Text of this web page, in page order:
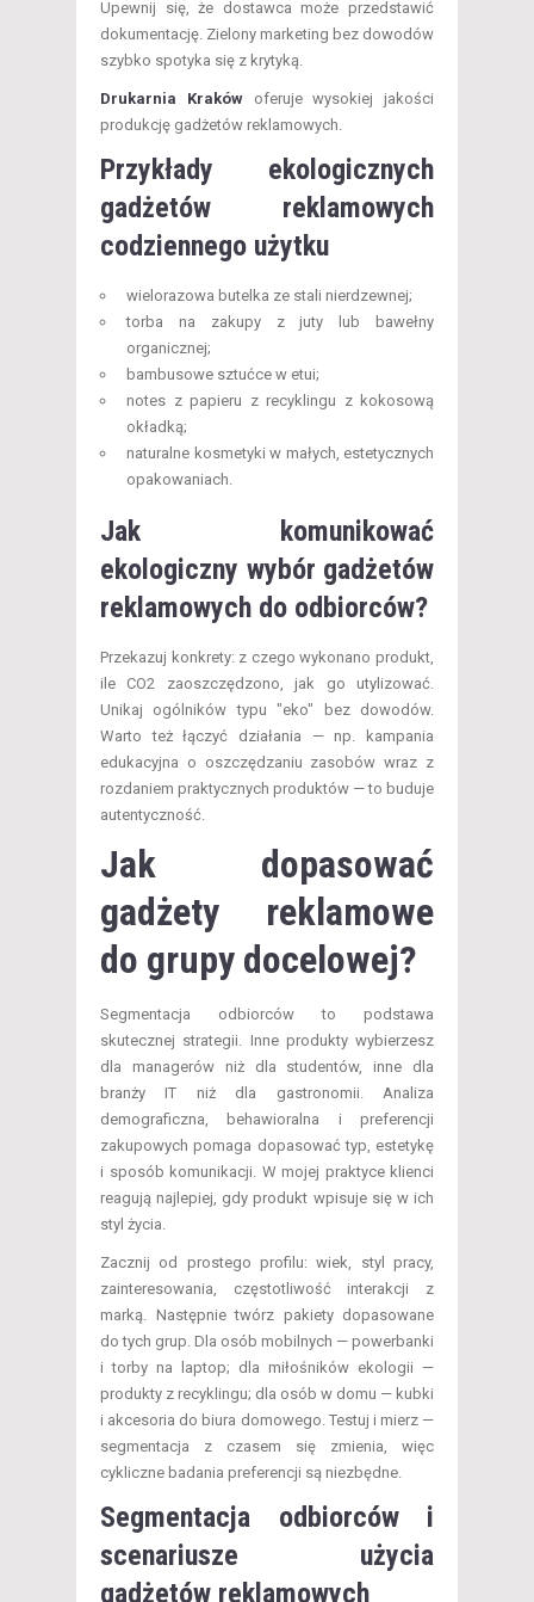
Upewnij się, że dostawca może przedstawić
dokumentację. Zielony marketing bez dowodów
szybko spotyka się z krytyką.
Drukarnia Krakówoferuje wysokiej jakości
produkcję gadżetów reklamowych.
Przykłady ekologicznych
gadżetów reklamowych
codziennego użytku
wielorazowa butelka ze stali nierdzewnej;
torba na zakupy z juty lub bawełny
organicznej;
bambusowe sztućce w etui;
notes z papieru z recyklingu z kokosową
okładką;
naturalne kosmetyki w małych, estetycznych
opakowaniach.
Jak komunikować
ekologiczny wybór gadżetów
reklamowych do odbiorców?
Przekazuj konkrety: z czego wykonano produkt,
ile CO2 zaoszczędzono, jak go utylizować.
Unikaj ogólników typu "eko" bez dowodów.
Warto też łączyć działania — np. kampania
edukacyjna o oszczędzaniu zasobów wraz z
rozdaniem praktycznych produktów — to buduje
autentyczność.
Jak dopasować
gadżety reklamowe
do grupy docelowej?
Segmentacja odbiorców to podstawa
skutecznej strategii. Inne produkty wybierzesz
dla managerów niż dla studentów, inne dla
branży IT niż dla gastronomii. Analiza
demograficzna, behawioralna i preferencji
zakupowych pomaga dopasować typ, estetykę
i sposób komunikacji. W mojej praktyce klienci
reagują najlepiej, gdy produkt wpisuje się w ich
styl życia.
Zacznij od prostego profilu: wiek, styl pracy,
zainteresowania, częstotliwość interakcji z
marką. Następnie twórz pakiety dopasowane
do tych grup. Dla osób mobilnych — powerbanki
i torby na laptop; dla miłośników ekologii —
produkty z recyklingu; dla osób w domu — kubki
i akcesoria do biura domowego. Testuj i mierz —
segmentacja z czasem się zmienia, więc
cykliczne badania preferencji są niezbędne.
Segmentacja odbiorców i
scenariusze użycia
gadżetów reklamowych